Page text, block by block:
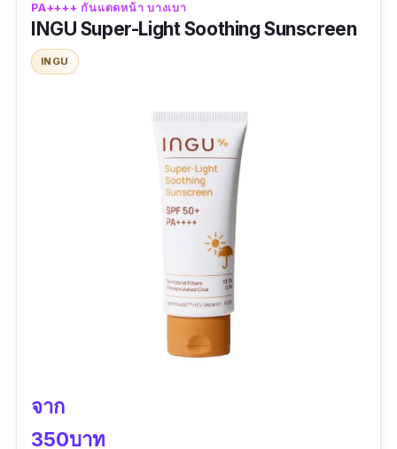
กระจ่างใสยิ่งขึ้น
ข้อมูลเฉพาะ
ซื้อมาใช้เป็นหลอดที่สี่แล้วจร้า
ผิวหน้าแข็งแรงขึ้นมาก ใช้แล้วรู้สึกนุ่มสบายผิว
PA++++ กันแดดหน้า บางเบา
INGU Super-Light Soothing Sunscreen
INGU
จาก
350บาท